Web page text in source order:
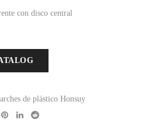
con disco central
de plástico Honsuy